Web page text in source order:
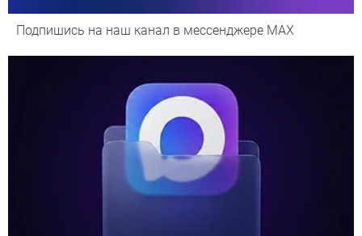
Подпишись на наш канал в мессенджере МАХ